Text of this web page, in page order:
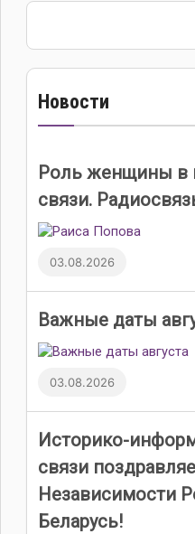
Поиск
Новости
Роль женщины в
связи.
03.08.2026
Важные даты
03.08.2026
Историко-
связи
Независимости
Беларусь!